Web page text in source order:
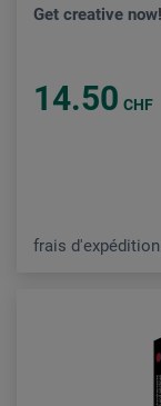
Get creative now!
14.50 CHF
frais